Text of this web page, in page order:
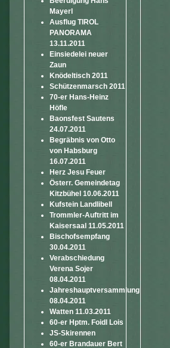
Mayerl
Ausflug TIROL
PANORAMA
13.11.2011
Einsiedelei neuer
Zaun
Knödeltisch 2011
Schützenmarsch 2011
70-er Hans-Heinz
Höfle
Baonsfest Sautens
24.07.2011
Begräbnis von Otto
von Habsburg
16.07.2011
Herz Jesu Feuer
Österr. Gemeindetag
Kitzbühel 10.06.2011
Kufstein Landlibell
Trommler-Auftritt im
Kaisersaal 11.05.2011
Bischofsempfang
30.04.2011
Verabschiedung
Verena Sojer
08.04.2011
Jahreshauptversammlung
08.04.2011
Watten 11.03.2011
60-er Hptm. Foidl Lois
JS-Skirennen
60-er Brandauer Bert